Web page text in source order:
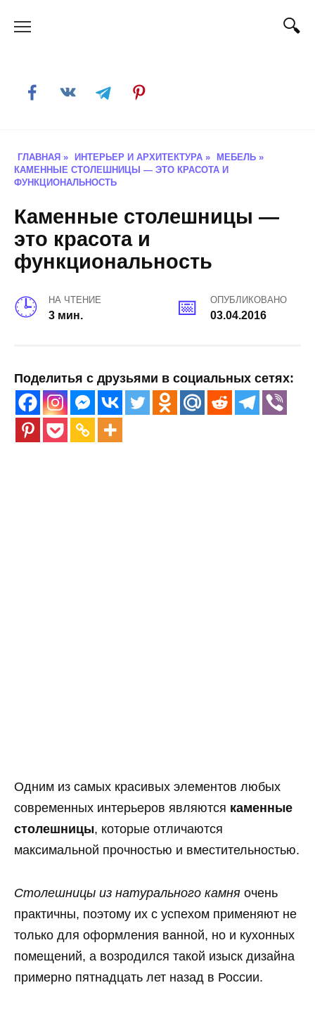
ГЛАВНАЯ » ИНТЕРЬЕР И АРХИТЕКТУРА » МЕБЕЛЬ »
КАМЕННЫЕ СТОЛЕШНИЦЫ — ЭТО КРАСОТА И
ФУНКЦИОНАЛЬНОСТЬ
Каменные столешницы —
это красота и
функциональность
НА ЧТЕНИЕ
3 мин.
ОПУБЛИКОВАНО
03.04.2016
Поделитья с друзьями в социальных сетях:
Одним из самых красивых элементов любых
современных интерьеров являются каменные
столешницы, которые отличаются
максимальной прочностью и вместительностью.
Столешницы из натурального камня очень
практичны, поэтому их с успехом применяют не
только для оформления ванной, но и кухонных
помещений, а возродился такой изыск дизайна
примерно пятнадцать лет назад в России.